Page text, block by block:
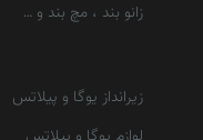
زانو بند ، مچ بند و …
زیرانداز یوگا و پیلاتس